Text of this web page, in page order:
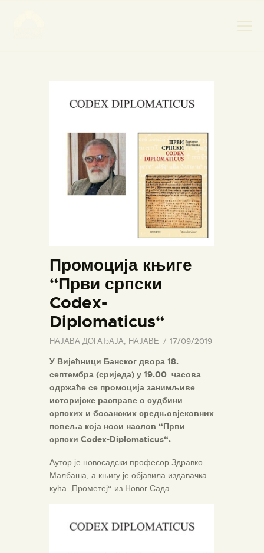
НОВОСТИ
БАНСКИ ДВОР
ФОТОГРАФИЈЕ
ВИДЕО
Промоција књиге
“Први српски
Codex-
Diplomaticus“
НАЈАВА ДОГАЂАЈА, НАЈАВЕ 17/09/2019
У Вијећници Банског двора 18.
септембра (сриједа) у 19.00 часова
одржаће се промоција занимљиве
историјске расправе о судбини
српских и босанских средњовјековних
повеља која носи наслов “Први
српски Codex-Diplomaticus“.
Аутор је новосадски професор Здравко
Малбаша, а књигу је објавила издавачка
кућа „Прометеј“ из Новог Сада.